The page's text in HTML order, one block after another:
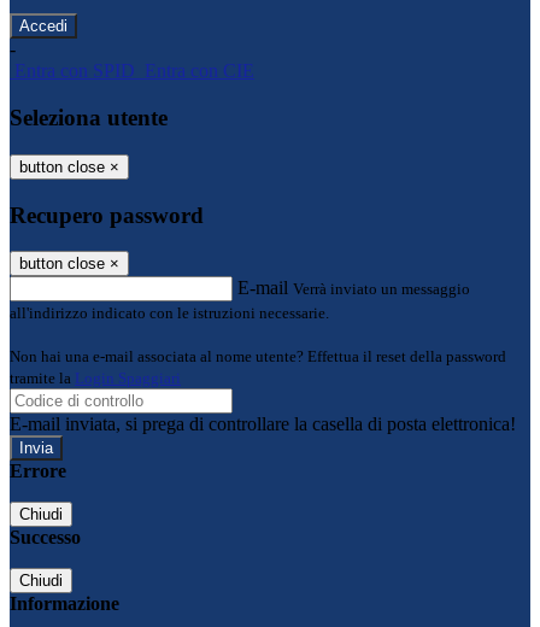
-
Entra con SPID Entra con CIE
Seleziona utente
button close ×
Recupero password
button close ×
E-mail Verrà inviato un messaggio
all'indirizzo indicato con le istruzioni necessarie.
Non hai una e-mail associata al nome utente? Effettua il reset della password
tramite la Login Spaggiari
E-mail inviata, si prega di controllare la casella di posta elettronica!
Errore
Chiudi
Successo
Chiudi
Informazione